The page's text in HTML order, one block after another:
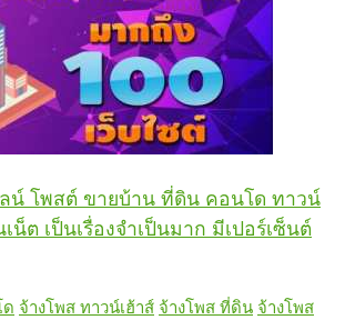
น์ โพสต์ ขายบ้าน ที่ดิน คอนโด ทาวน์
น็ต เป็นเรื่องจำเป็นมาก มีเปอร์เซ็นต์
ด จ้างโพส ทาวน์เฮ้าส์ จ้างโพส ที่ดิน จ้างโพส